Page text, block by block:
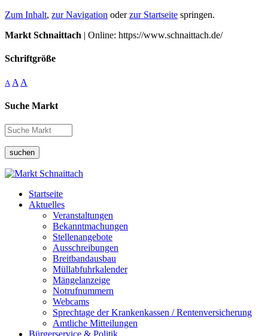
Zum Inhalt, zur Navigation oderzur Startseite springen.
Markt Schnaittach | Online: https://www.schnaittach.de/
Schriftgröße
A A A
Suche Markt
suchen
Startseite
Aktuelles
Veranstaltungen
Bekanntmachungen
Stellenangebote
Ausschreibungen
Breitbandausbau
Müllabfuhrkalender
Mängelanzeige
Notrufnummern
Webcams
Sprechtage der Krankenkassen / Rentenversicherung
Amtliche Mitteilungen
Bürgerservice & Politik